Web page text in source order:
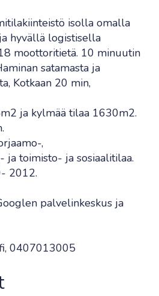
isolla omalla
hyvällä logistisella
moottoritietä. 10 minuutin
satamasta ja
Kotkaan 20 min,
ja kylmää tilaa 1630m2.
,
ja toimisto- ja sosiaalitilaa.
2012.
palvelinkeskus ja
0407013005